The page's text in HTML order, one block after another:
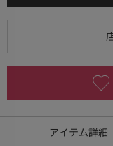
アイテム詳細